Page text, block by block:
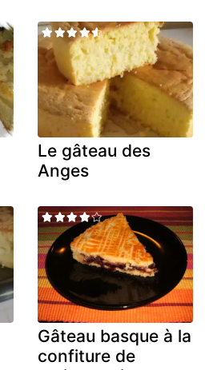
Le gâteau des
Anges
Gâteau basque à la
confiture de